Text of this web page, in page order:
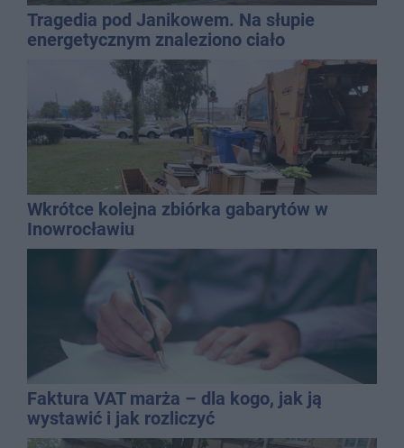
Tragedia pod Janikowem. Na słupie
energetycznym znaleziono ciało
mężczyzny
Wkrótce kolejna zbiórka gabarytów w
Inowrocławiu
Faktura VAT marża – dla kogo, jak ją
wystawić i jak rozliczyć